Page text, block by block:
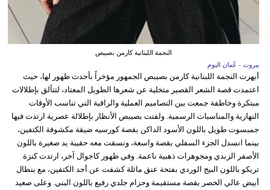
النجمة اللبنانية كارمن بصيبص
بيروت - عُمان اليوم
أبهرت النجمة اللبنانية كارمن بصيبص الجمهور مؤخراً بأحدث ظهور لها، حيث
اعتمدت قصة الشعر القصير متخلية عن شعرها الطويل المعتاد، لتتألق بإطلالات
مبتكرة وخاطفة جمعت بين التصاميم العملية والراقية التي تناسب الأوقات
النهارية والمناسبات الرسمية. ولفتت بصيبص الأنظار بإطلالة عصرية ارتدت فيها
جمبسوت طويل باللون الأسود الداكن بقصة كورسيه ضيقة مكشوفة الكتفين،
بينما انسدل الجزء السفلي بقصة واسعة، ونسقت معه حقيبة يد صغيرة باللون
الأصفر الزبدي ومجوهرات ذهبية ناعمة. وفي ظهور كاجوال آخر، ارتدت كنزة
تريكو باللون البيج الوردي بفتحة عنق مائلة كشفت عن أحد الكتفين، مع بنطال
أبيض عالي الخصر بقصة مستقيمة وحزام جلدي رفيع باللون البني. وعلى صعيد